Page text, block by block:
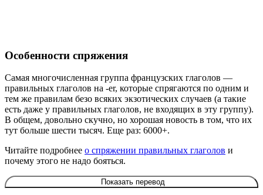
Особенности спряжения
Самая многочисленная группа французских глаголов —
правильных глаголов на -er, которые спрягаются по одним и
тем же правилам безо всяких экзотических случаев (а такие
есть даже у правильных глаголов, не входящих в эту группу).
В общем, довольно скучно, но хорошая новость в том, что их
тут больше шести тысяч. Еще раз: 6000+.
Читайте подробнее о спряжении правильных глаголов и
почему этого не надо бояться.
Показать перевод